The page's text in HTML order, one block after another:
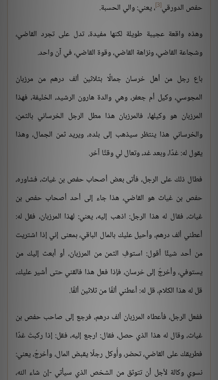
حفص الدورقي[3] ، يعني: والي الحسبة.
وهذه واقعة عجيبة طويلة لكنها مفيدة، تدل على تجرد القاضي،
وشجاعة القاضي، ونزاهة القاضي، وقوة القاضي، في آن واحد.
باع رجل من أهل خرسان جمالًا بثلاثين ألف درهم من مرزبان
المجوسي، وكيل أم جعفر، وهي والدة هارون الرشيد، الخليفة، فهذا
المرزبان هو وكيلها، فالمرزبان هذا مطل الرجل الخرساني بالثمن،
والخرساني هذا ينتظر سيذهب إلى بلده، ويريد ثمن الجمال، وهذا
يقول له: غدًا، وبعد غد، وتعال لي وقتًا آخر.
فطال ذلك على الرجل، فأتى بعض أصحاب حفص بن غياث، فشاوره،
حفص بن غياث هو القاضي، هذا جاء إلى أحد أصحاب حفص بن
غياث، فقال له هذا الرجل: اذهب إليه، يعني: لهذا المرزبان، فقل له:
أعطني ألف درهم، وأحيل عليك بالمال الباقي، بمعنى إني إذا اشتريت
من أحد شيئًا أقول: استوفِ الثمن من المرزبان، أو أبعث إليك من
يستوفي، وأخرجُ إلى خرسان، فإذا فعل هذا فالقني حتى أشير عليك،
قل له هذا الكلام، قل له: أعطني ألفًا من ثلاثين ألفًا.
ففعل الرجل، فأعطاه المرزبان ألف درهم، فرجع إلى صاحب حفص بن
غياث، وقال له هذا الذي حصل، فقال: ارجع إليه، فقل: إذا ركبتَ غدًا
فطريقك على القاضي، تحضر، وأُوكل رجلًا يقبض المال، وأخرجُ، يعني:
نسوي وكالة لأجل أن تتوثق من الشخص الذي سيأتي -إن شاء الله،